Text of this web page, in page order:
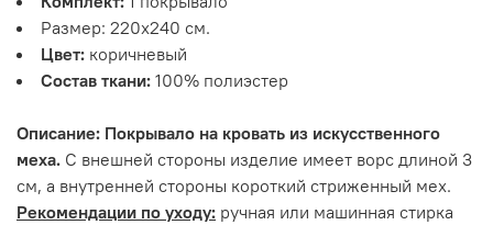
Размер: 220х240 см.
Цвет: коричневый
Состав ткани: 100% полиэстер
Описание: Покрывало на кровать из искусственного
меха. С внешней стороны изделие имеет ворс длиной 3
см, а внутренней стороны короткий стриженный мех.
Рекомендации по уходу: ручная или машинная стирка